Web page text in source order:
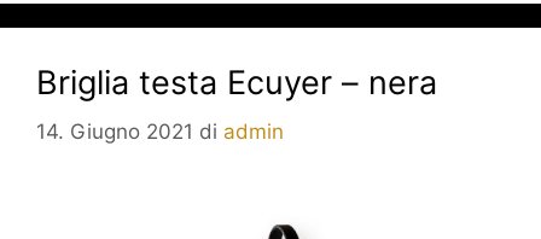
Briglia testa Ecuyer – nera
14. Giugno 2021 di admin